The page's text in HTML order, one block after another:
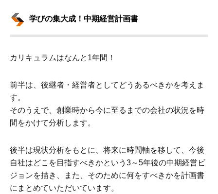
学びの集大成！中期経営計画書
カリキュラムはなんと1年間！
前半は、後継者・経営者としてどうあるべきかを考えま
す。
そのうえで、創業時から今に至るまでの会社の状況を時
間をかけて分析します。
後半は現状分析をもとに、将来に時間軸を移して、今後
自社はどこを目指すべきかという3～5年後の中期経営ビ
ジョンを描き、また、そのために何をすべきかを計画書
にまとめていただいています。